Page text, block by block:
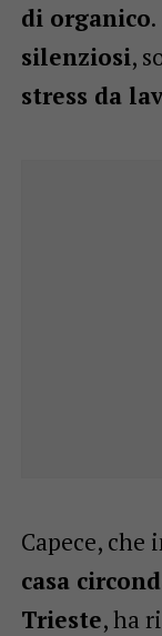
di organico
silenziosi,
stress da
Capece, che
casa
Trieste, ha